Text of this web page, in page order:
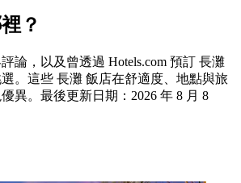
？
論，以及曾透過 Hotels.com 預訂 長灘
。這些 長灘 飯店在舒適度、地點與旅
異。最後更新日期： 2026 年 8 月 8